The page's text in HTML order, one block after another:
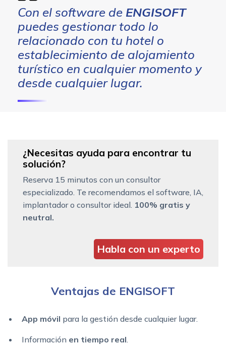
Con el software de ENGISOFT
puedes gestionar todo lo
relacionado con tu hotel o
establecimiento de alojamiento
turístico en cualquier momento y
desde cualquier lugar.
¿Necesitas ayuda para encontrar tu
solución?
Reserva 15 minutos con un consultor
especializado. Te recomendamos el software, IA,
implantador o consultor ideal. 100% gratis y
neutral.
Habla con un experto
Ventajas de ENGISOFT
App móvil para la gestión desde cualquier lugar.
Información en tiempo real.